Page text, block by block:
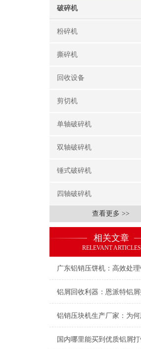
破碎机
粉碎机
撕碎机
回收设备
剪切机
单轴破碎机
双轴破碎机
锤式破碎机
四轴破碎机
查看更多 >>
相关文章
RELEVANT ARTICLES